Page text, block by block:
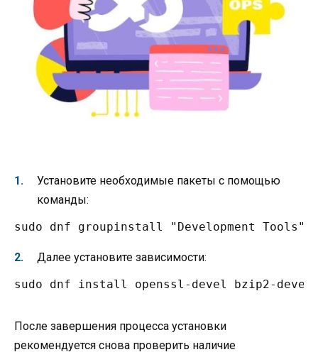
Установите необходимые пакеты с помощью
команды:
sudo dnf groupinstall "Development Tools"
Далее установите зависимости:
sudo dnf install openssl-devel bzip2-
После завершения процесса установки
рекомендуется снова проверить наличие